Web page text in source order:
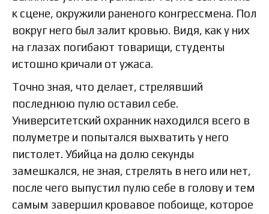
к сцене, окружили раненого конгрессмена. Пол
вокруг него был залит кровью. Видя, как у них
на глазах погибают товарищи, студенты
истошно кричали от ужаса.
Точно зная, что делает, стрелявший
последнюю пулю оставил себе.
Университетский охранник находился всего в
полуметре и попытался выхватить у него
пистолет. Убийца на долю секунды
замешкался, не зная, стрелять в него или нет,
после чего выпустил пулю себе в голову и тем
самым завершил кровавое побоище, которое